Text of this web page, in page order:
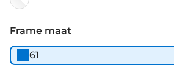
White
Frame maat
61